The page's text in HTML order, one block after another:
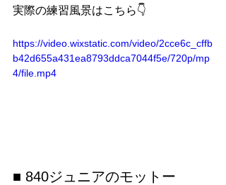
実際の練習風景はこちら👇
https://video.wixstatic.com/video/2cce6c_cffb
b42d655a431ea8793ddca7044f5e/720p/mp
4/file.mp4
■ 840ジュニアのモットー